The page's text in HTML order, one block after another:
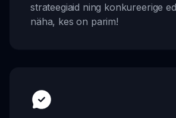
strateegiaid ning konkureerige
näha, kes on parim!